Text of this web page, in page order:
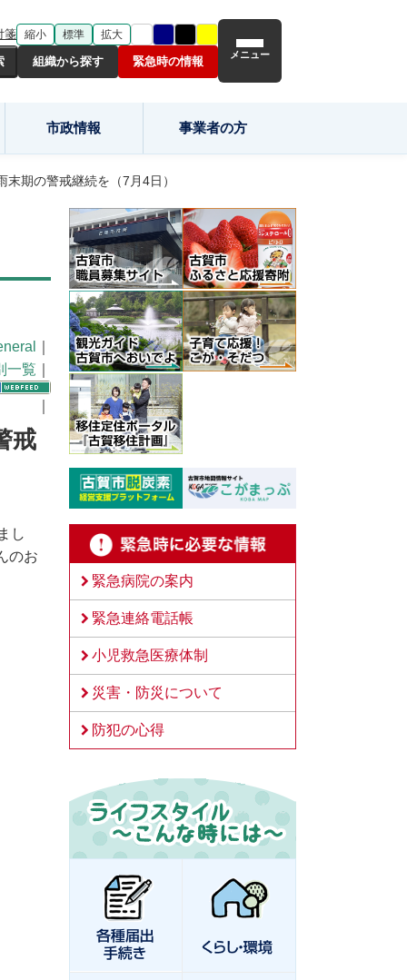
箋 縮小 標準 拡大
組織から探す 緊急時の情報 メニュー
市政情報 事業者の方
期の警戒継続を（7月4日）
一覧
戒
し
のお
緊急病院の案内
緊急連絡電話帳
小児救急医療体制
災害・防災について
防犯の心得